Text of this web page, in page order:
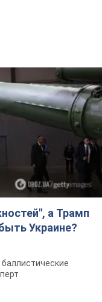
а Трамп
Украине?